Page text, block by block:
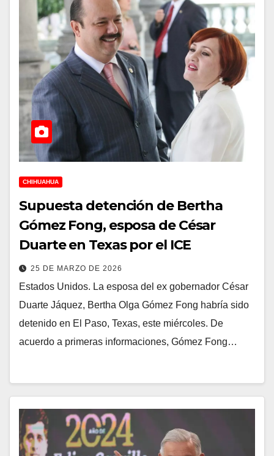
CHIHUAHUA
Supuesta detención de Bertha
Gómez Fong, esposa de César
Duarte en Texas por el ICE
25 DE MARZO DE 2026
Estados Unidos. La esposa del ex gobernador César
Duarte Jáquez, Bertha Olga Gómez Fong habría sido
detenido en El Paso, Texas, este miércoles. De
acuerdo a primeras informaciones, Gómez Fong…